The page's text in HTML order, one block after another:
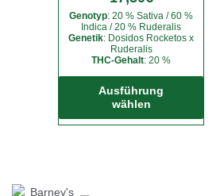
Genotyp: 20 % Sativa / 60 %
Indica / 20 % Ruderalis
Genetik: Dosidos Rocketos x
Ruderalis
THC-Gehalt: 20 %
Ausführung
wählen